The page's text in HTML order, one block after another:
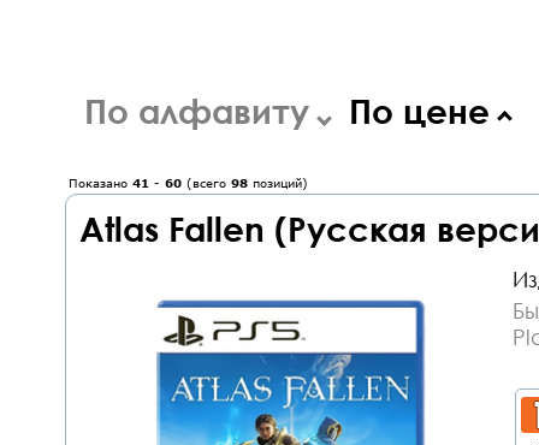
По алфавиту По цене
Показано 41 - 60 (всего 98 позиций)
Atlas Fallen (Русская